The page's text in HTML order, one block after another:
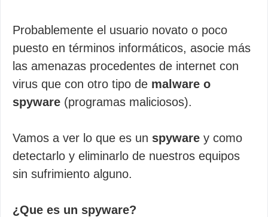
Probablemente el usuario novato o poco
puesto en términos informáticos, asocie más
las amenazas procedentes de internet con
virus que con otro tipo de malware o
spyware (programas maliciosos).
Vamos a ver lo que es un spyware y como
detectarlo y eliminarlo de nuestros equipos
sin sufrimiento alguno.
¿Que es un spyware?